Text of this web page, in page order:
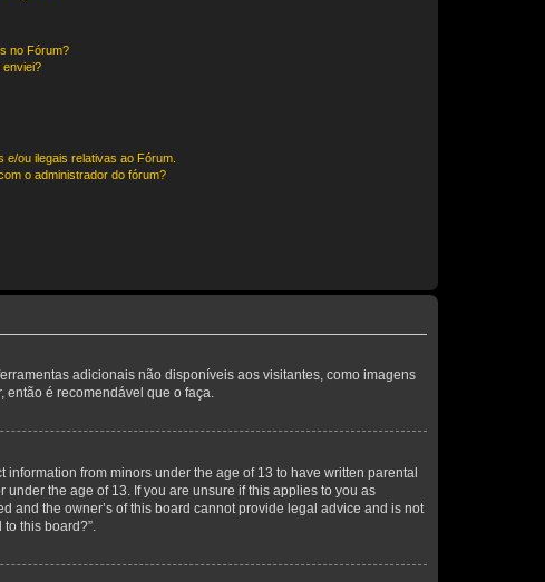
no Fórum?
enviei?
ou ilegais relativas ao Fórum.
o administrador do fórum?
adicionais não disponíveis aos visitantes, como imagens
então é recomendável que o faça.
from minors under the age of 13 to have written parental
the age of 13. If you are unsure if this applies to you as
and the owner’s of this board cannot provide legal advice and is not
this board?”.